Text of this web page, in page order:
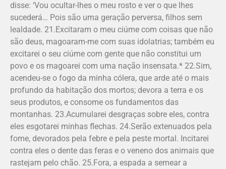
disse: ‘Vou ocultar-lhes o meu rosto e ver o que lhes
sucederá… Pois são uma geração perversa, filhos sem
lealdade. 21.Excitaram o meu ciúme com coisas que não
são deus, magoaram-me com suas idolatrias; também eu
excitarei o seu ciúme com gente que não constitui um
povo e os magoarei com uma nação insensata.* 22.Sim,
acendeu-se o fogo da minha cólera, que arde até o mais
profundo da habitação dos mortos; devora a terra e os
seus produtos, e consome os fundamentos das
montanhas. 23.Acumularei desgraças sobre eles, contra
eles esgotarei minhas flechas. 24.Serão extenuados pela
fome, devorados pela febre e pela peste mortal. Incitarei
contra eles o dente das feras e o veneno dos animais que
rastejam pelo chão. 25.Fora, a espada a semear a